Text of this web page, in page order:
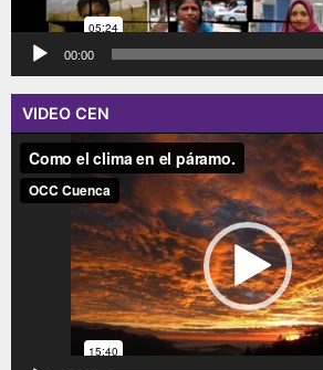
00:00
VIDEO CEN
Reproductor
vídeo